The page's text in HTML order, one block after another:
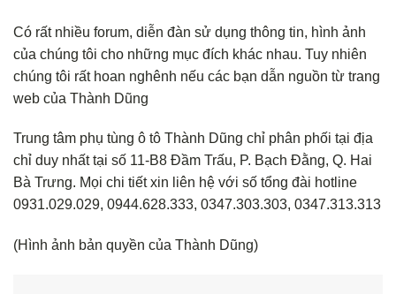
Có rất nhiều forum, diễn đàn sử dụng thông tin, hình ảnh
của chúng tôi cho những mục đích khác nhau. Tuy nhiên
chúng tôi rất hoan nghênh nếu các bạn dẫn nguồn từ trang
web của Thành Dũng
Trung tâm phụ tùng ô tô Thành Dũng chỉ phân phối tại địa
chỉ duy nhất tại số 11-B8 Đầm Trấu, P. Bạch Đằng, Q. Hai
Bà Trưng. Mọi chi tiết xin liên hệ với số tổng đài hotline
0931.029.029, 0944.628.333, 0347.303.303, 0347.313.313
(Hình ảnh bản quyền của Thành Dũng)